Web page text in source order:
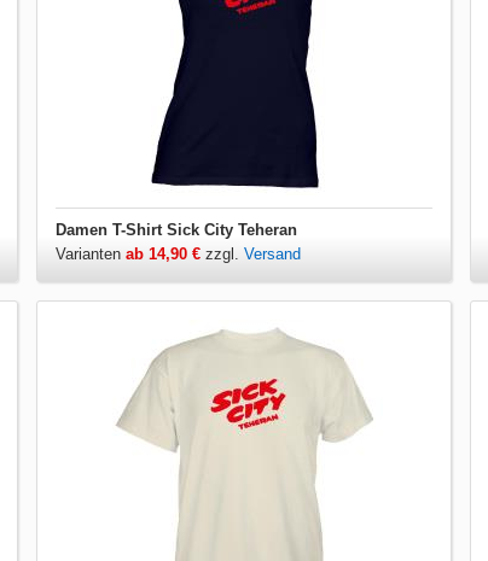
Damen T-Shirt Sick City Teheran
Varianten ab 14,90 €zzgl. Versand